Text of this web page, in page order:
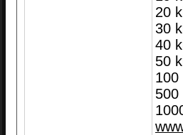
20
30
40
50
100
500